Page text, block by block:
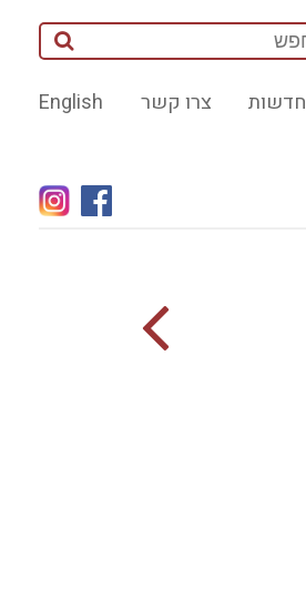
English צרו קשר חדשות